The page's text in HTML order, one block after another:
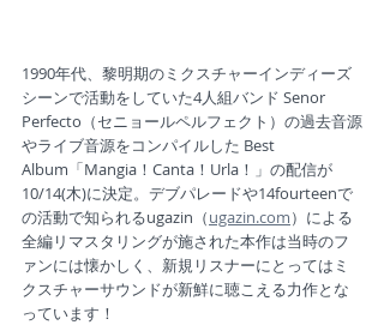
1990年代、黎明期のミクスチャーインディーズ
シーンで活動をしていた4人組バンド Senor
Perfecto（セニョールペルフェクト）の過去音源
やライブ音源をコンパイルした Best
Album「Mangia！Canta！Urla！」の配信が
10/14(木)に決定。デブパレードや14fourteenで
の活動で知られるugazin（ugazin.com）による
全編リマスタリングが施された本作は当時のフ
ァンには懐かしく、新規リスナーにとってはミ
クスチャーサウンドが新鮮に聴こえる力作とな
っています！